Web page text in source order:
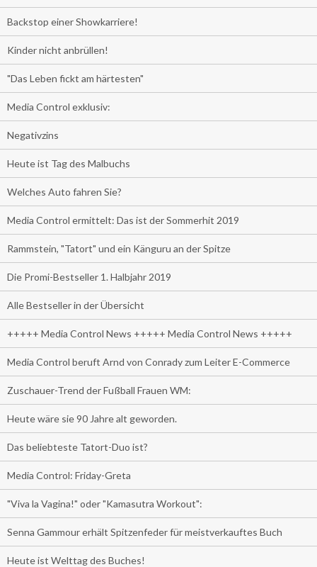
Backstop einer Showkarriere!
Kinder nicht anbrüllen!
"Das Leben fickt am härtesten"
Media Control exklusiv:
Negativzins
Heute ist Tag des Malbuchs
Welches Auto fahren Sie?
Media Control ermittelt: Das ist der Sommerhit 2019
Rammstein, "Tatort" und ein Känguru an der Spitze
Die Promi-Bestseller 1. Halbjahr 2019
Alle Bestseller in der Übersicht
+++++ Media Control News +++++ Media Control News +++++
Media Control beruft Arnd von Conrady zum Leiter E-Commerce
Zuschauer-Trend der Fußball Frauen WM:
Heute wäre sie 90 Jahre alt geworden.
Das beliebteste Tatort-Duo ist?
Media Control: Friday-Greta
"Viva la Vagina!" oder "Kamasutra Workout":
Senna Gammour erhält Spitzenfeder für meistverkauftes Buch
Heute ist Welttag des Buches!